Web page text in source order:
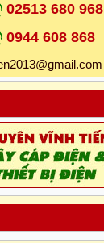
02513 680 968
0944 608 868